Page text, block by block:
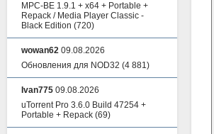
MPC-BE 1.9.1 + x64 + Portable +
Repack / Media Player Classic -
Black Edition (720)
wowan62 09.08.2026
Обновления для NOD32 (4 881)
Ivan775 09.08.2026
uTorrent Pro 3.6.0 Build 47254 +
Portable + Repack (69)